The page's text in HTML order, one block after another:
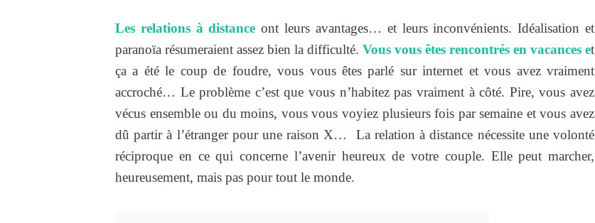
Les relations à distance ont leurs avantages… et leurs inconvénients. Idéalisation et
paranoïa résumeraient assez bien la difficulté. Vous vous êtes rencontrés en vacances et
ça a été le coup de foudre, vous vous êtes parlé sur internet et vous avez vraiment
accroché… Le problème c’est que vous n’habitez pas vraiment à côté. Pire, vous avez
vécus ensemble ou du moins, vous vous voyiez plusieurs fois par semaine et vous avez
dû partir à l’étranger pour une raison X… La relation à distance nécessite une volonté
réciproque en ce qui concerne l’avenir heureux de votre couple. Elle peut marcher,
heureusement, mais pas pour tout le monde.